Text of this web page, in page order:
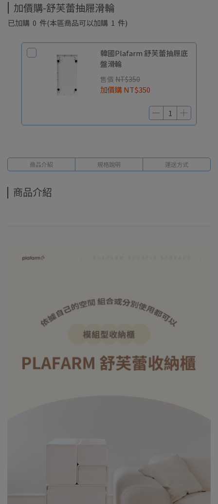
加價購-舒芙蕾抽屜滑輪
已加購 0 件(本區商品可以加購 1 件)
韓國Plafarm 舒芙蕾抽屜底
盤滑輪
售價 NT$350
加價購NT$350
商品介紹 規格說明 運送方式
商品介紹